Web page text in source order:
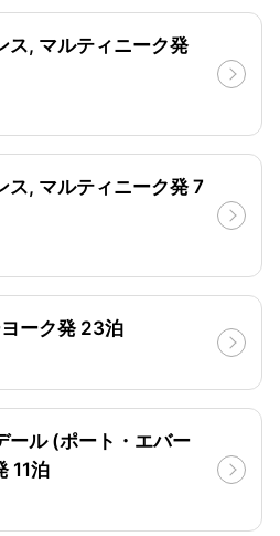
ス, マルティニーク発
ス, マルティニーク発 7
ーク発 23泊
ール (ポート・エバー
11泊